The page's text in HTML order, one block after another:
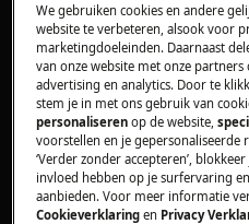
apparaten. Voor zware
veiligst als twee
Gebruik altijd
veiligheidsschoenen.
tegen snijwonden door
We gebruiken cookies en andere
website te verbeteren, alsook voor
marketingdoeleinden. Daarnaast
van onze website met onze partners
advertising en analytics. Door te
stem je in met ons gebruik van
personaliseren op de website,
voorstellen en je gepersonaliseerde
‘Verder zonder accepteren’,
invloed hebben op je surfervaring
aanbieden. Voor meer informatie
Cookieverklaring en Privacy